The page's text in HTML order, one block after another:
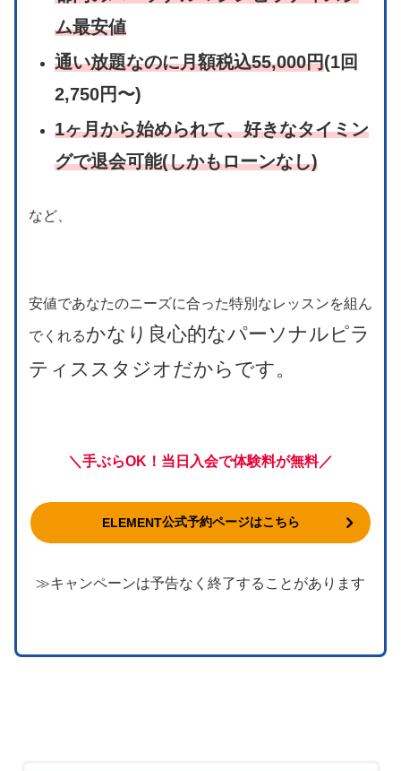
ム最安値
通い放題なのに月額税込55,000円(1回
2,750円〜)
1ヶ月から始められて、好きなタイミン
グで退会可能(しかもローンなし)
など、
安値であなたのニーズに合った特別なレッスンを組ん
でくれるかなり良心的なパーソナルピラ
ティススタジオだからです。
＼手ぶらOK！当日入会で体験料が無料／
ELEMENT公式予約ページはこちら
≫キャンペーンは予告なく終了することがあります